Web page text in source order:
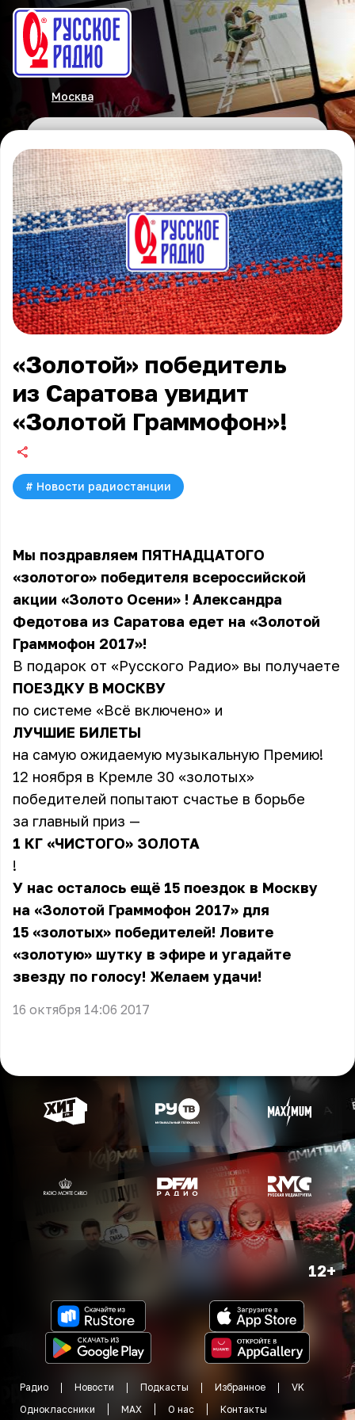
Москва
«Золотой» победитель
из Саратова увидит
«Золотой Граммофон»!
# Новости радиостанции
Мы поздравляем ПЯТНАДЦАТОГО
«золотого» победителя всероссийской
акции «Золото Осени» ! Александра
Федотова из Саратова едет на «Золотой
Граммофон 2017»!
В подарок от «Русского Радио» вы получаете
ПОЕЗДКУ В МОСКВУ
по системе «Всё включено» и
ЛУЧШИЕ БИЛЕТЫ
на самую ожидаемую музыкальную Премию!
12 ноября в Кремле 30 «золотых»
победителей попытают счастье в борьбе
за главный приз —
1 КГ «ЧИСТОГО» ЗОЛОТА
!
У нас осталось ещё 15 поездок в Москву
на «Золотой Граммофон 2017» для
15 «золотых» победителей! Ловите
«золотую» шутку в эфире и угадайте
звезду по голосу! Желаем удачи!
16 октября 14:06 2017
12+
Радио Новости Подкасты Избранное
VK
Одноклассники
MAX О нас Контакты